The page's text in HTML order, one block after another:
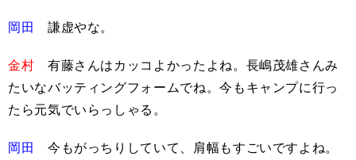
岡田 謙虚やな。
金村 有藤さんはカッコよかったよね。長嶋茂雄さんみ
たいなバッティングフォームでね。今もキャンプに行っ
たら元気でいらっしゃる。
岡田
今もがっちりしていて、肩幅もすごいですよね。